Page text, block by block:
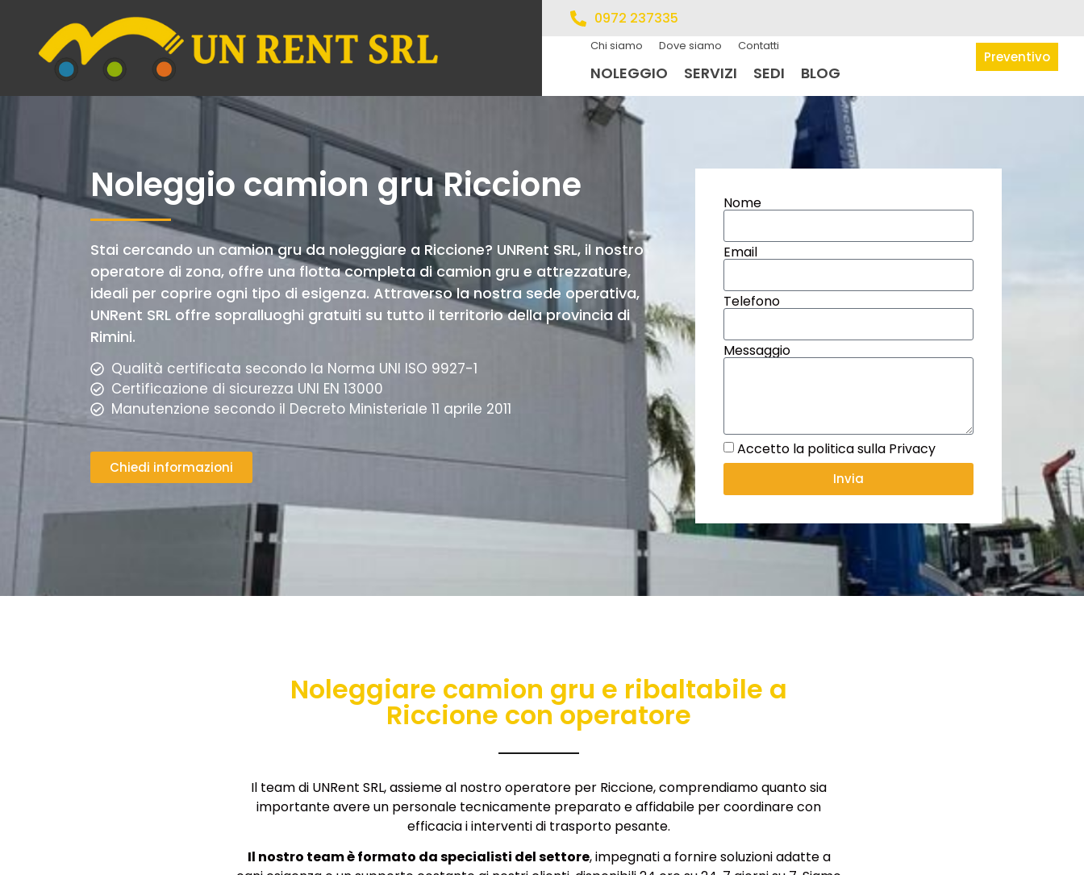
0972 237335
Chi siamo Dove siamo Contatti
NOLEGGIO SERVIZI SEDI BLOG
Preventivo
Noleggio camion gru Riccione
Stai cercando un camion gru da noleggiare a Riccione? UNRent SRL, il nostro
operatore di zona, offre una flotta completa di camion gru e attrezzature,
ideali per coprire ogni tipo di esigenza. Attraverso la nostra sede operativa,
UNRent SRL offre sopralluoghi gratuiti su tutto il territorio della provincia di
Rimini.
Qualità certificata secondo la Norma UNI ISO 9927-1
Certificazione di sicurezza UNI EN 13000
Manutenzione secondo il Decreto Ministeriale 11 aprile 2011
Chiedi informazioni
Nome
Email
Telefono
Messaggio
Accetto la politica sulla Privacy
Invia
Noleggiare camion gru e ribaltabile a
Riccione con operatore
Il team di UNRent SRL, assieme al nostro operatore per Riccione, comprendiamo quanto sia
importante avere un personale tecnicamente preparato e affidabile per coordinare con
efficacia i interventi di trasporto pesante.
Il nostro team è formato da specialisti del settore, impegnati a fornire soluzioni adatte a